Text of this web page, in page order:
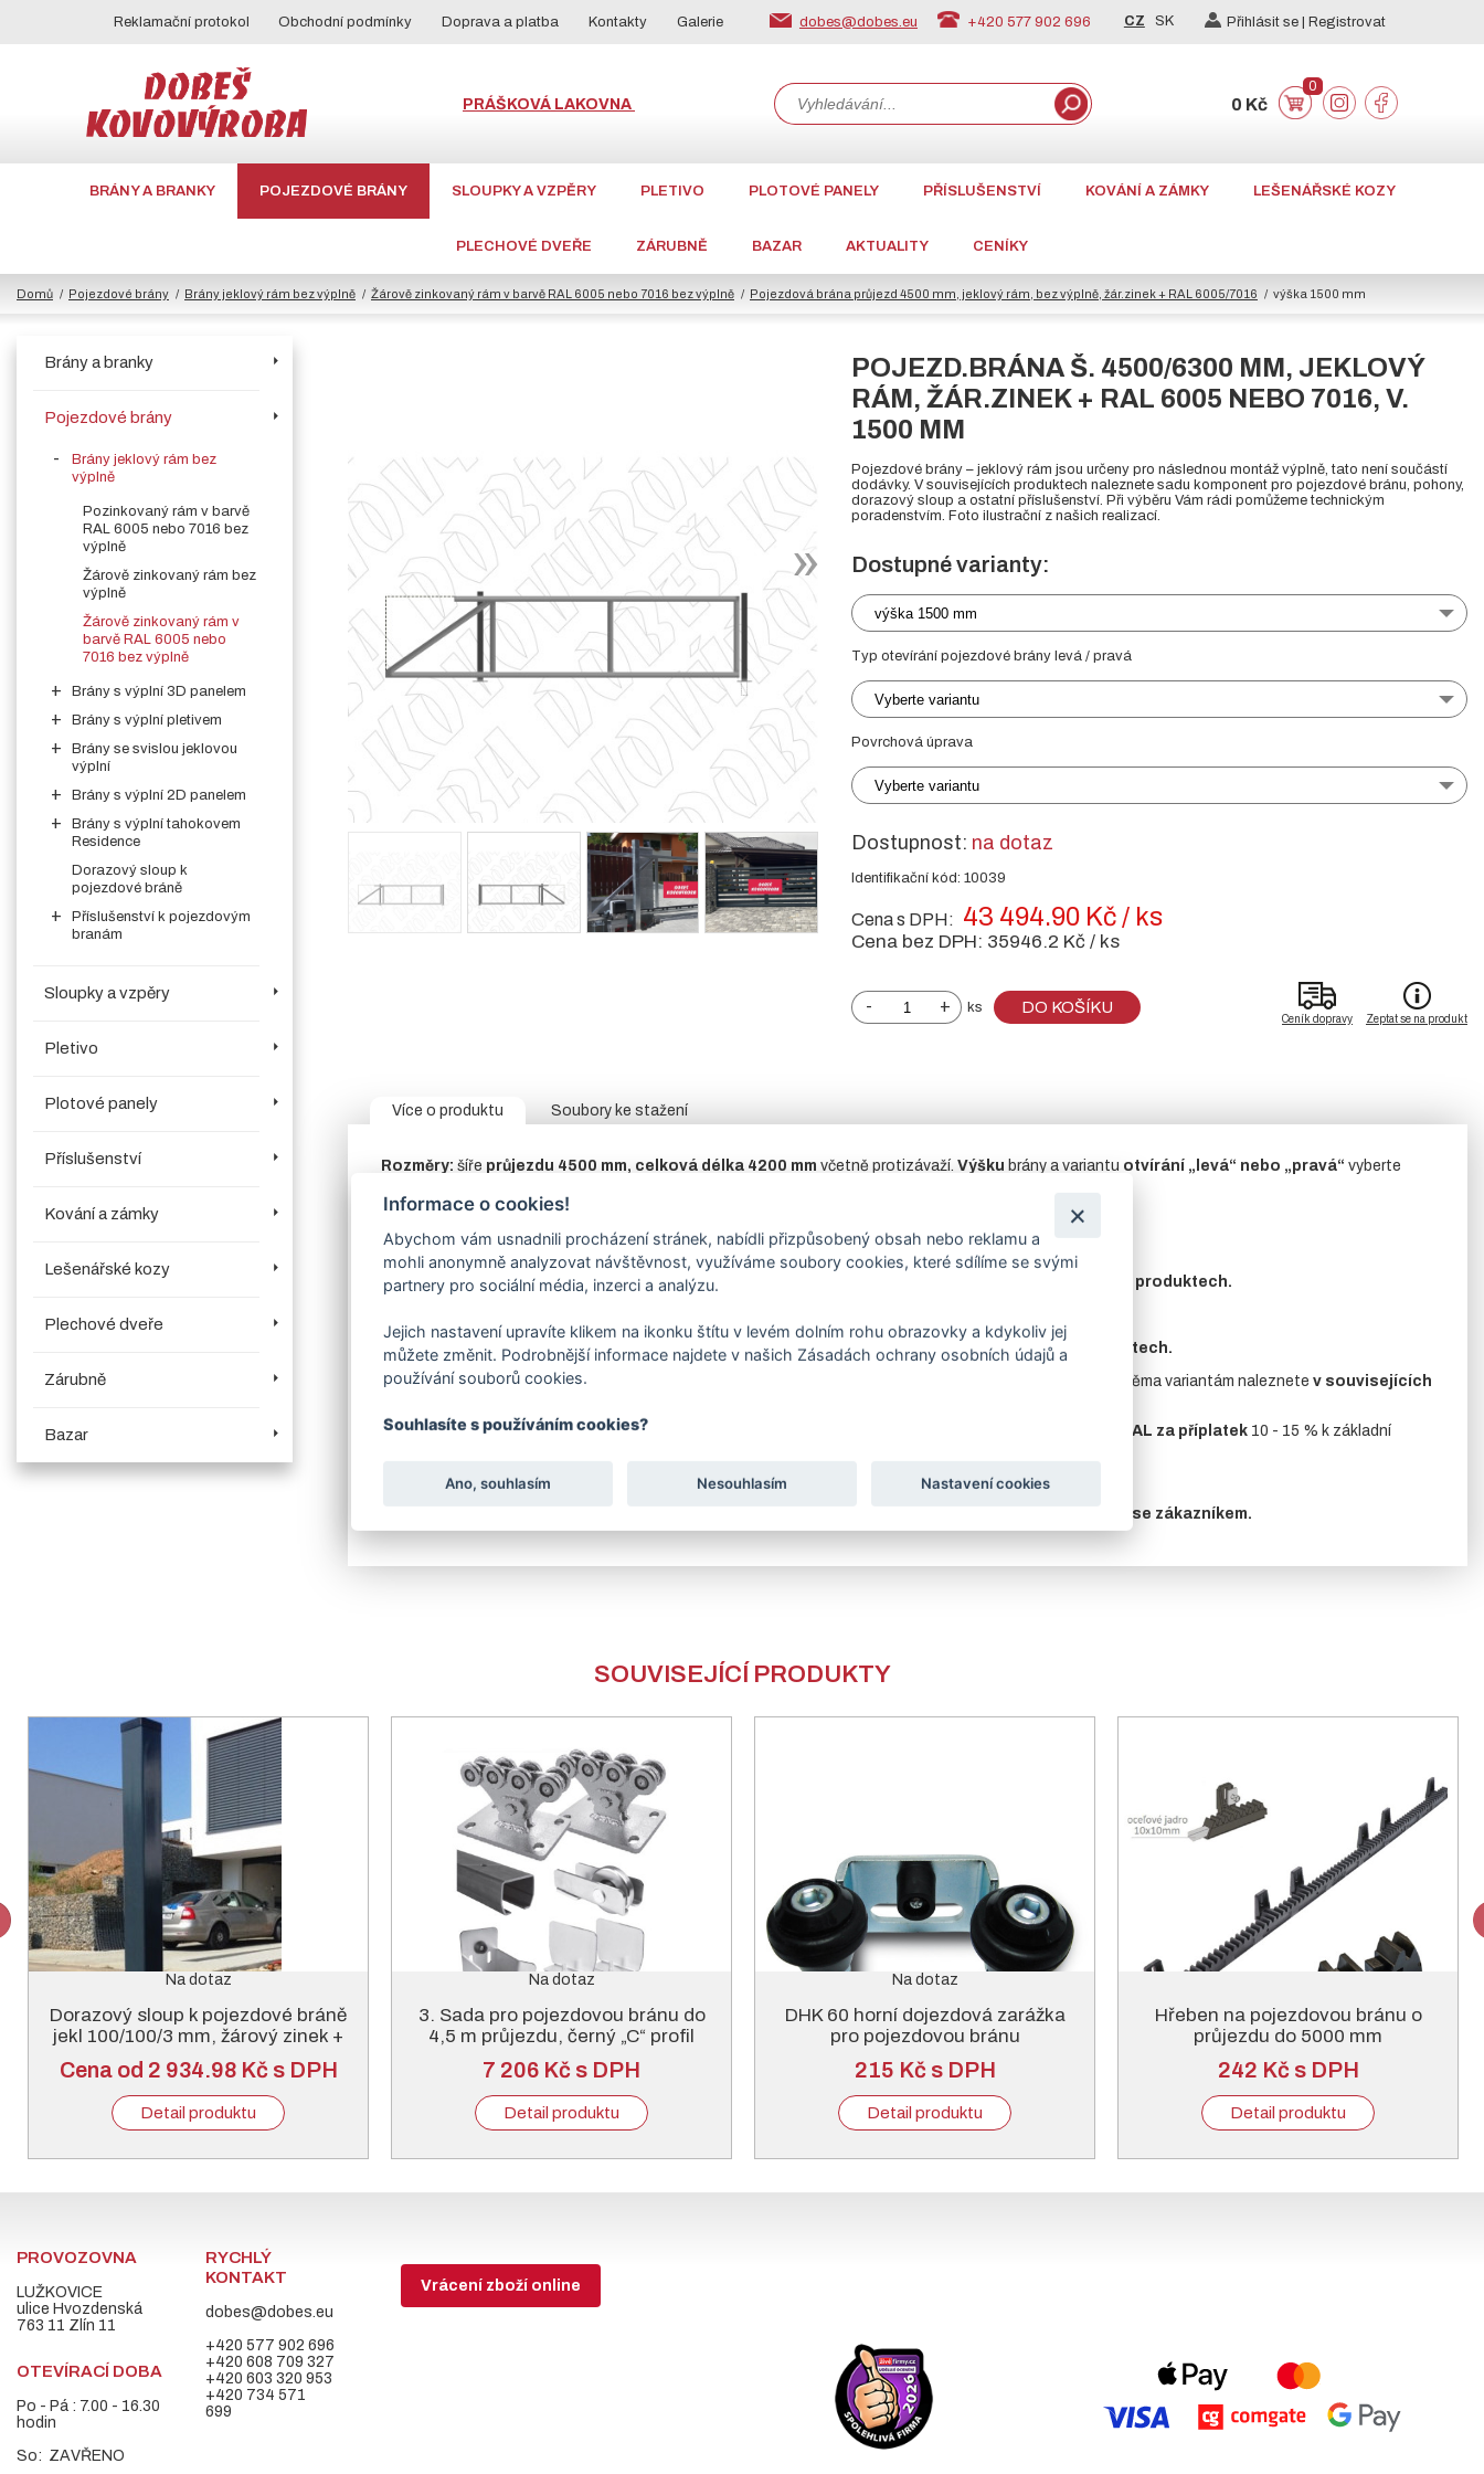
Reklamační protokol Obchodní podmínky Doprava a platba Kontakty Galerie dobes@dobes.eu +420 577 902 696 CZ SK Přihlásit se | Registrovat
PRÁŠKOVÁ LAKOVNA 0 Kč
0
BRÁNY A BRANKY POJEZDOVÉ BRÁNY SLOUPKY A VZPĚRY PLETIVO PLOTOVÉ PANELY PŘÍSLUŠENSTVÍ KOVÁNÍ A ZÁMKY LEŠENÁŘSKÉ KOZY
PLECHOVÉ DVEŘE ZÁRUBNĚ BAZAR AKTUALITY CENÍKY
Domů Pojezdové brány Brány jeklový rám bez výplně Žárově zinkovaný rám v barvě RAL 6005 nebo 7016 bez výplně Pojezdová brána průjezd 4500 mm, jeklový rám, bez výplně, žár.zinek + RAL 6005/7016 výška 1500 mm
Brány a branky
Pojezdové brány
Brány jeklový rám bez
výplně
Pozinkovaný rám v barvě
RAL 6005 nebo 7016 bez
výplně
Žárově zinkovaný rám bez
výplně
Žárově zinkovaný rám v
barvě RAL 6005 nebo
7016 bez výplně
Brány s výplní 3D panelem
Brány s výplní pletivem
Brány se svislou jeklovou
výplní
Brány s výplní 2D panelem
Brány s výplní tahokovem
Residence
Dorazový sloup k
pojezdové bráně
Příslušenství k pojezdovým
branám
Sloupky a vzpěry
Pletivo
Plotové panely
Příslušenství
Kování a zámky
Lešenářské kozy
Plechové dveře
Zárubně
Bazar
POJEZD.BRÁNA Š. 4500/6300 MM, JEKLOVÝ
RÁM, ŽÁR.ZINEK + RAL 6005 NEBO 7016, V.
1500 MM
Pojezdové brány – jeklový rám jsou určeny pro následnou montáž výplně, tato není součástí
dodávky. V souvisejících produktech naleznete sadu komponent pro pojezdové bránu, pohony,
dorazový sloup a ostatní příslušenství. Při výběru Vám rádi pomůžeme technickým
poradenstvím. Foto ilustrační z našich realizací.
Dostupné varianty:
výška 1500 mm
Typ otevírání pojezdové brány levá / pravá
Vyberte variantu
Povrchová úprava
Vyberte variantu
Dostupnost: na dotaz
Identifikační kód: 10039
Cena s DPH: 43 494.90 Kč / ks
Cena bez DPH: 35946.2 Kč / ks
- + ks DO KOŠÍKU
Ceník dopravy Zeptat se na produkt
Více o produktu Soubory ke stažení
Rozměry: šíře průjezdu 4500 mm, celková délka 4200 mm včetně protizávaží. Výšku brány a variantu otvírání „levá“ nebo „pravá“ vyberte
Rám: jekl 60/60/3mm – pozinkovaný profil DX51D.
V horní části brány je z vnitřní strany přivařen L profil pro vedení brány.
Sloup: vodícísloupjekl 100/100 mm s navařenou plotnou,
v souvisejících produktech.
Sada komponent pro pojezdovou bránunení součástí ceny brány, naleznetev souvisejících produktech.
Zavírací mechanismus:není součástí, bránu lze ovládat pomocí pohonu nebo ručně. k oběma variantám naleznete v souvisejících
Povrchová úprava: žárový zinek +
iná RAL za příplatek 10 - 15 % k základní
Stavební připravenost
naleznete v souborech ke stažení.
Technické detaily pro výrobu brány jsou vždy předem konzultovány se zákazníkem.
SOUVISEJÍCÍ PRODUKTY
Na dotaz
Dorazový sloup k pojezdové bráně
jekl 100/100/3 mm, žárový zinek +
RAL 6005 nebo 7016
Cena od 2 934.98 Kč s DPH
Detail produktu
Na dotaz
3. Sada pro pojezdovou bránu do
4,5 m průjezdu, černý „C“ profil
7 206 Kč s DPH
Detail produktu
Na dotaz
DHK 60 horní dojezdová zarážka
pro pojezdovou bránu
215 Kč s DPH
Detail produktu
Hřeben na pojezdovou bránu o
průjezdu do 5000 mm
242 Kč s DPH
Detail produktu
PROVOZOVNA
LUŽKOVICE
ulice Hvozdenská
763 11 Zlín 11
OTEVÍRACÍ DOBA
Po - Pá : 7.00 - 16.30
hodin
So: ZAVŘENO
RYCHLÝ
KONTAKT
dobes@dobes.eu
+420 577 902 696
+420 608 709 327
+420 603 320 953
+420 734 571
699
Vrácení zboží online
Informace o cookies!
Abychom vám usnadnili procházení stránek, nabídli přizpůsobený obsah nebo reklamu a
mohli anonymně analyzovat návštěvnost, využíváme soubory cookies, které sdílíme se svými
partnery pro sociální média, inzerci a analýzu.
Jejich nastavení upravíte klikem na ikonku štítu v levém dolním rohu obrazovky a kdykoliv jej
můžete změnit. Podrobnější informace najdete v našich Zásadách ochrany osobních údajů a
používání souborů cookies.
Souhlasíte s používáním cookies?
Ano, souhlasím Nesouhlasím Nastavení cookies